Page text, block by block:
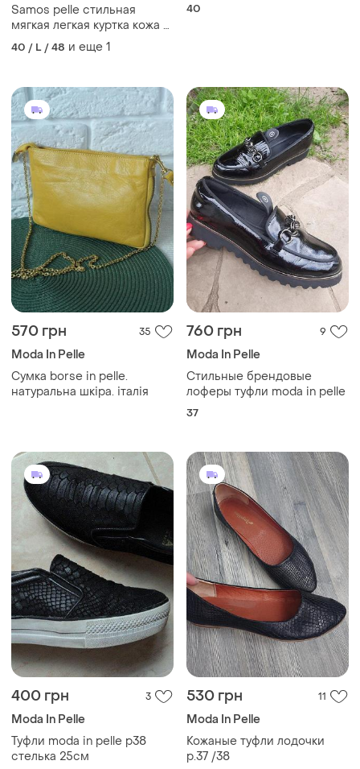
Samos pelle стильная
мягкая легкая куртка кожа р.
46-48, xl
40 / L / 48 и еще 1
40
570 грн 35
Moda In Pelle
Сумка borse in pelle.
натуральна шкіра. італія
760 грн 9
Moda In Pelle
Стильные брендовые
лоферы туфли moda in pelle
37
400 грн 3
Moda In Pelle
Туфли moda in pelle р38
стелька 25см
530 грн 11
Moda In Pelle
Кожаные туфли лодочки
р.37 /38